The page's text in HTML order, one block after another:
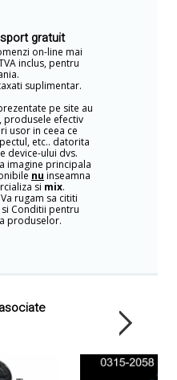
gratuit
on-line mai
inclus, pentru
suplimentar.
pe site au
produsele efectiv
usor in ceea ce
etc.. datorita
device-ului dvs.
imagine principala
nu inseamna
si mix.
Va rugam sa cititi
Conditii pentru
produselor.